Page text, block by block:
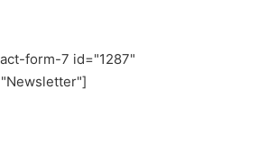
form-7 id="1287"